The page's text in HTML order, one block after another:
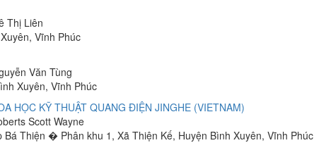
Thị Liên
Vĩnh Phúc
Văn Tùng
Xuyên, Vĩnh Phúc
HỌC KỸ THUẬT QUANG ĐIỆN JINGHE (VIETNAM)
Scott Wayne
Thiện � Phân khu 1, Xã Thiện Kế, Huyện Bình Xuyên, Vĩnh Phúc